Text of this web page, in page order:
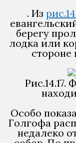
. Из
берегу
лодка или
Особо
Голгофа
недалеко